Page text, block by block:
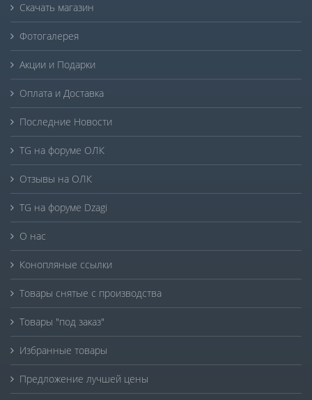
Скачать магазин
Фотогалерея
Акции и Подарки
Оплата и Доставка
Последние Новости
TG на форуме ОЛК
Отзывы на ОЛК
TG на форуме Dzagi
О нас
Конопляные ссылки
Товары снятые с производства
Товары "под заказ"
Избранные товары
Предложение лучшей цены